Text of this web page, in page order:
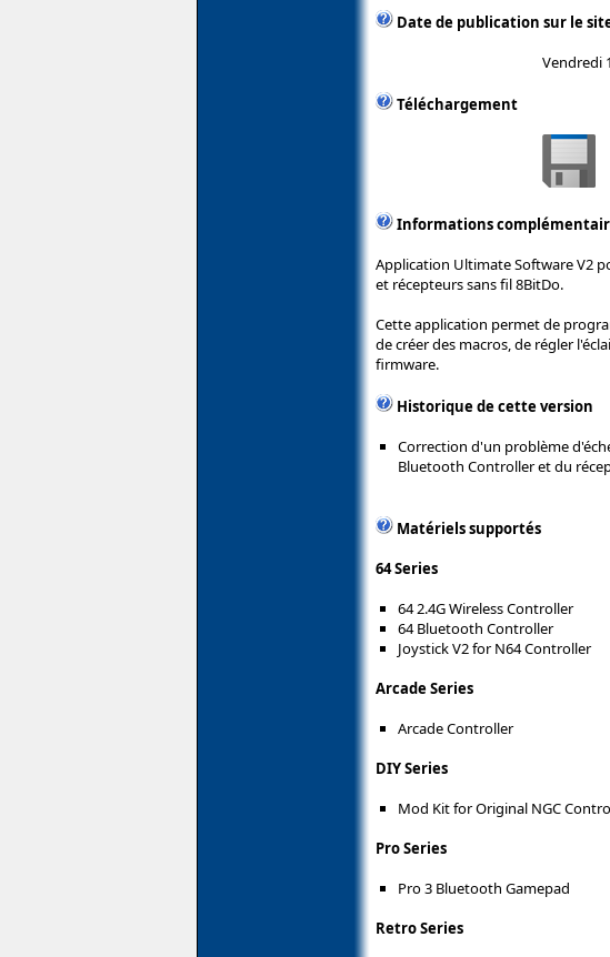
Date de publication sur le
Vendredi
Téléchargement
Informations
Application Ultimate Software V2
et récepteurs sans fil 8BitDo.
Cette application permet de
de créer des macros, de régler
firmware.
Historique de cette version
Correction d'un problème
Bluetooth Controller et du
Matériels supportés
64 Series
64 2.4G Wireless Controller
64 Bluetooth Controller
Joystick V2 for N64 Controller
Arcade Series
Arcade Controller
DIY Series
Mod Kit for Original NGC
Pro Series
Pro 3 Bluetooth Gamepad
Retro Series